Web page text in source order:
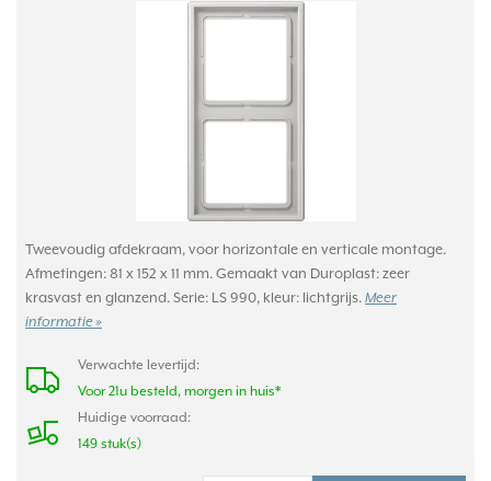
Tweevoudig afdekraam, voor horizontale en verticale montage.
Afmetingen: 81 x 152 x 11 mm. Gemaakt van Duroplast: zeer
krasvast en glanzend. Serie: LS 990, kleur: lichtgrijs. Meer
informatie »
Verwachte levertijd:
Voor 21u besteld, morgen in huis*
Huidige voorraad:
149 stuk(s)